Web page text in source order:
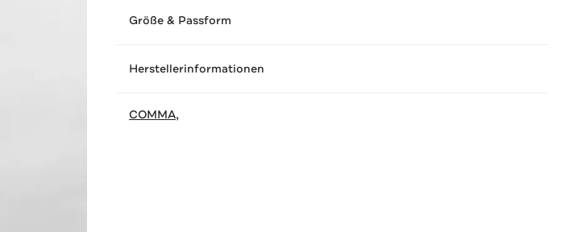
Größe & Passform
Herstellerinformationen
COMMA,